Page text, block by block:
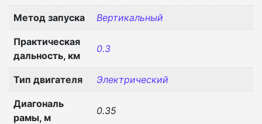
Метод запуска Вертикальный
Практическая
дальность, км
0.3
Тип двигателя Электрический
Диагональ
рамы, м
0.35